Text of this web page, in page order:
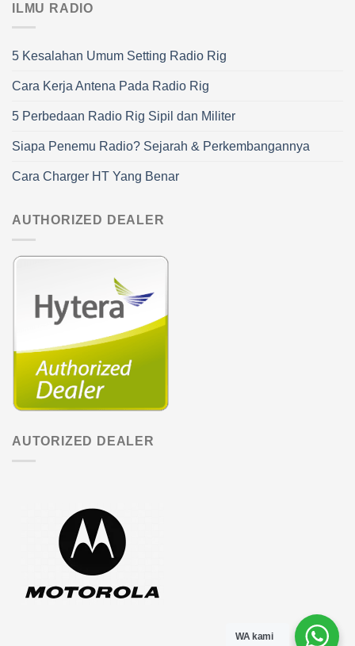
ILMU RADIO
5 Kesalahan Umum Setting Radio Rig
Cara Kerja Antena Pada Radio Rig
5 Perbedaan Radio Rig Sipil dan Militer
Siapa Penemu Radio? Sejarah & Perkembangannya
Cara Charger HT Yang Benar
AUTHORIZED DEALER
AUTORIZED DEALER
WA kami